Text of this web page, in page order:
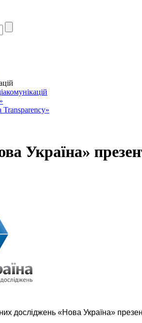
Україна»
досліджень «Нова Україна»